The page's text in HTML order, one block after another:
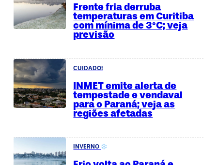
Frente fria derruba
temperaturas em Curitiba
com mínima de 3°C; veja
previsão
CUIDADO!
INMET emite alerta de
tempestade e vendaval
para o Paraná; veja as
regiões afetadas
INVERNO